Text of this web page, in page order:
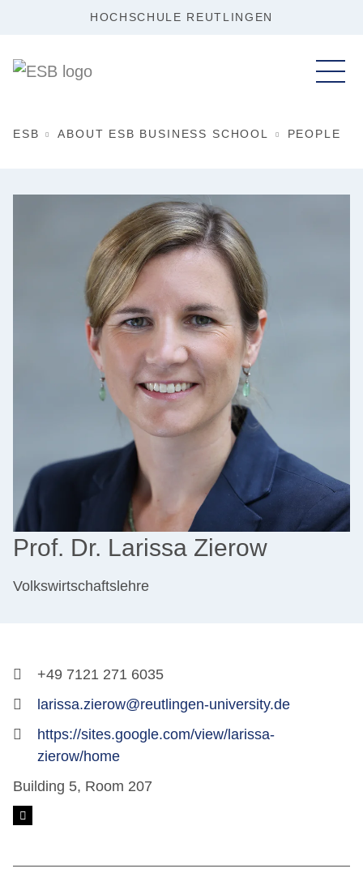
HOCHSCHULE REUTLINGEN
ESB ABOUT ESB BUSINESS SCHOOL PEOPLE
Prof. Dr. Larissa Zierow
Volkswirtschaftslehre
+49 7121 271 6035
larissa.zierow@reutlingen-university.de
https://sites.google.com/view/larissa-
zierow/home
Building 5, Room 207